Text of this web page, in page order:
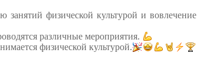
занятий физической культурой и вовлечение
различные мероприятия.
физической культурой.